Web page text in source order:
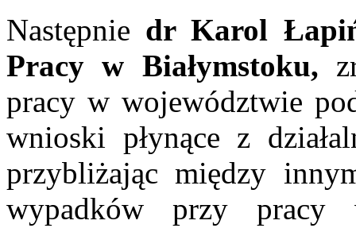
Następnie dr Karol
Pracy w Białymstoku,
pracy w województwie
wnioski płynące z
przybliżając między
wypadków przy pracy